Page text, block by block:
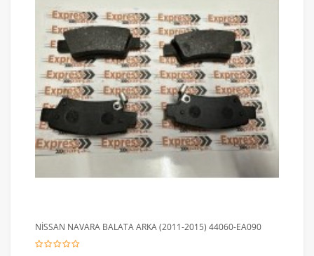
NİSSAN NAVARA BALATA ARKA (2011-2015) 44060-EA090